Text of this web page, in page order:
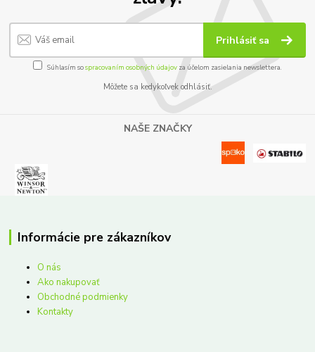
Prihlásiť sa
Súhlasím sospracovaním osobných údajov za účelom zasielania newslettera.
Môžete sa kedykoľvek odhlásiť.
NAŠE ZNAČKY
Informácie pre zákazníkov
O nás
Ako nakupovať
Obchodné podmienky
Kontakty